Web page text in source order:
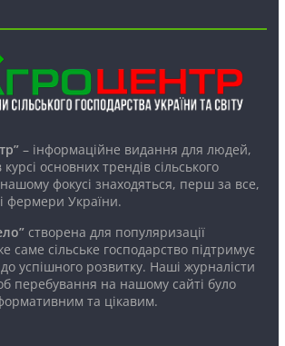
– інформаційне видання для людей,
основних трендів сільського
фокусі знаходяться, перш за все,
фермери України.
створена для популяризації
саме сільське господарство підтримує
успішного розвитку. Наші журналісти
перебування на нашому сайті було
та цікавим.